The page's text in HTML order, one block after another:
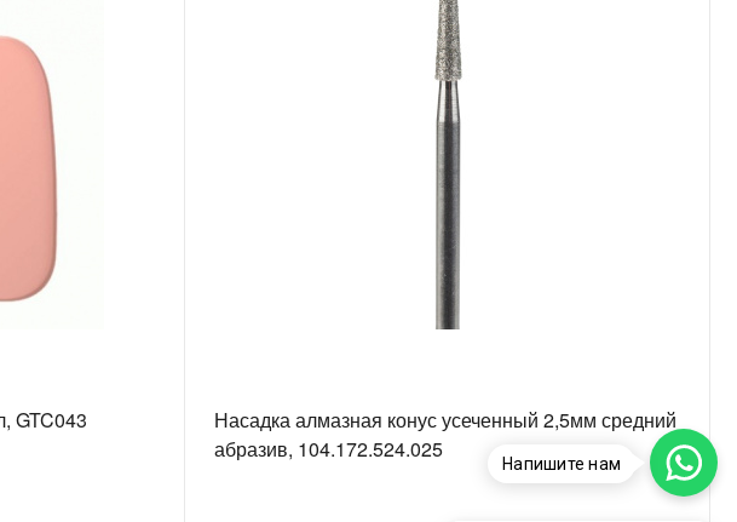
GTC043
Насадка алмазная конус усеченный 2,5мм средний
абразив, 104.172.524.025
Напишите нам